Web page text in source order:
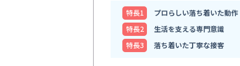
特⻑1
プロらしい落ち着いた動作
特⻑2
生活を支える専門意識
特⻑3
落ち着いた丁寧な接客